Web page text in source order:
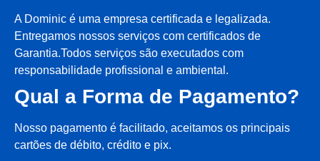
A Dominic é uma empresa certificada e legalizada.
Entregamos nossos serviços com certificados de
Garantia.Todos serviços são executados com
responsabilidade profissional e ambiental.
Qual a Forma de Pagamento?
Nosso pagamento é facilitado, aceitamos os principais
cartões de débito, crédito e pix.